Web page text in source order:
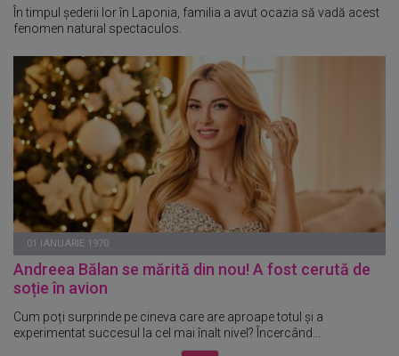
În timpul șederii lor în Laponia, familia a avut ocazia să vadă acest
fenomen natural spectaculos.
01 IANUARIE 1970
Andreea Bălan se mărită din nou! A fost cerută de
soție în avion
Cum poți surprinde pe cineva care are aproape totul și a
experimentat succesul la cel mai înalt nivel? Încercând...